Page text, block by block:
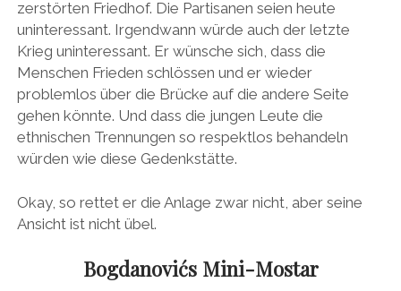
zerstörten Friedhof. Die Partisanen seien heute
uninteressant. Irgendwann würde auch der letzte
Krieg uninteressant. Er wünsche sich, dass die
Menschen Frieden schlössen und er wieder
problemlos über die Brücke auf die andere Seite
gehen könnte. Und dass die jungen Leute die
ethnischen Trennungen so respektlos behandeln
würden wie diese Gedenkstätte.
Okay, so rettet er die Anlage zwar nicht, aber seine
Ansicht ist nicht übel.
Bogdanovićs Mini-Mostar